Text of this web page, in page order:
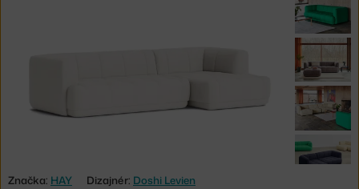
Značka: HAY Dizajnér: Doshi Levien